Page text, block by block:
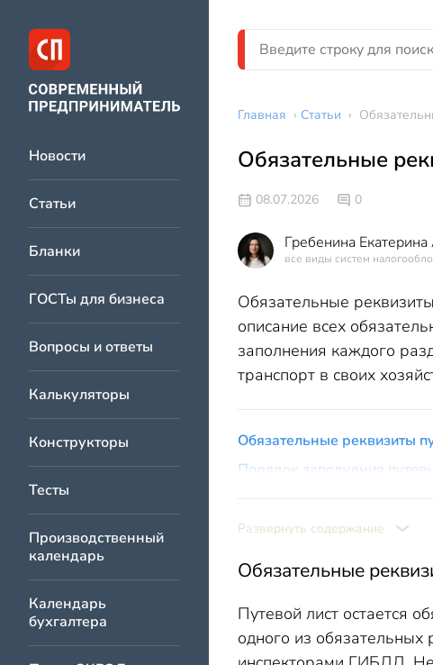
Новости
Статьи
Бланки
ГОСТы для бизнеса
Вопросы и ответы
Калькуляторы
Конструкторы
Тесты
Производственный
календарь
Календарь
бухгалтера
Главная › Статьи ›
Обязательные
08.07.2026 0
Гребенина
все виды систем
Обязательные
описание всех
заполнения каждого
транспорт в своих
Обязательные реквизиты
Порядок заполнения
Итоги
Развернуть содержание
Обязательные
Путевой лист остается
одного из обязательных